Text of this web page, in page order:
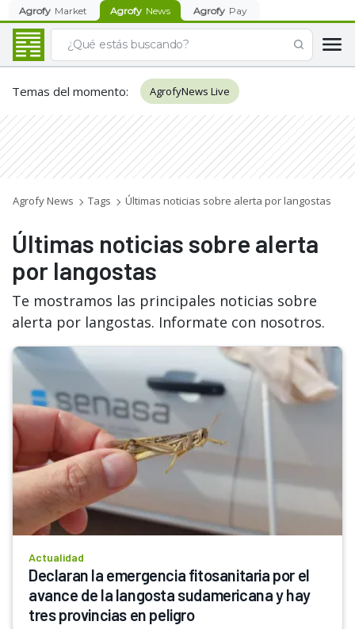
Agrofy Market Agrofy News Agrofy Pay
Temas del momento: AgrofyNews Live
Agrofy News Tags Últimas noticias sobre alerta por langostas
Últimas noticias sobre alerta
por langostas
Te mostramos las principales noticias sobre
alerta por langostas. Informate con nosotros.
Actualidad
Declaran la emergencia fitosanitaria por el
avance de la langosta sudamericana y hay
tres provincias en peligro